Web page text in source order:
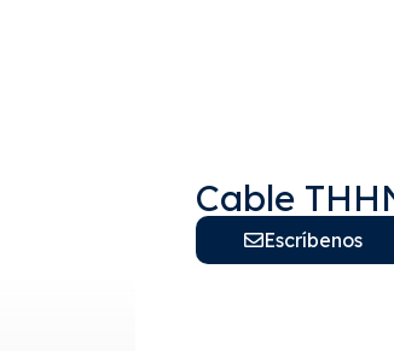
Cable
Escríbenos